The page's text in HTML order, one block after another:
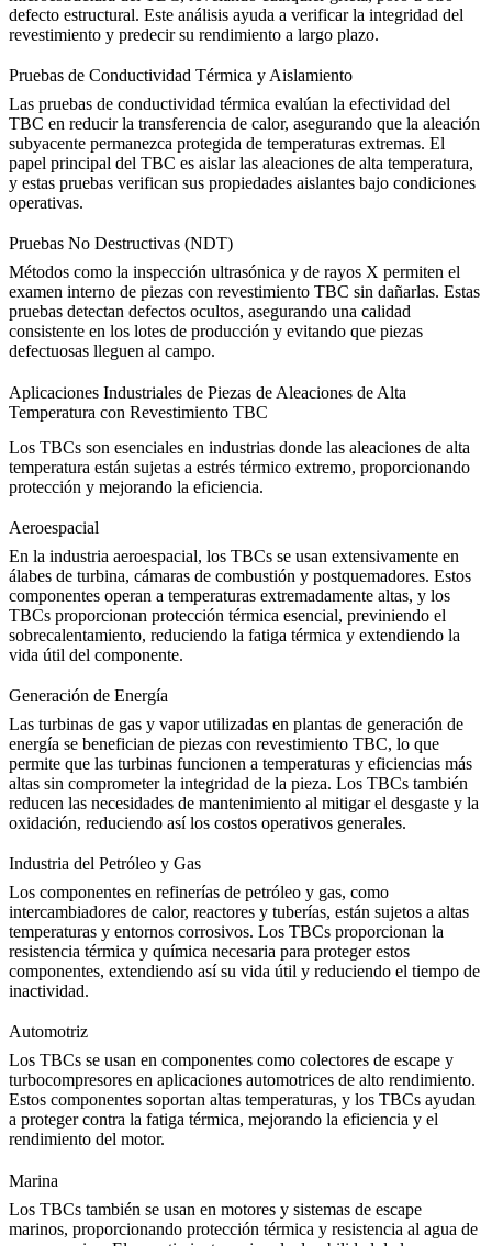
defecto estructural. Este análisis ayuda a verificar la integridad del
revestimiento y predecir su rendimiento a largo plazo.
Pruebas de Conductividad Térmica y Aislamiento
Las pruebas de conductividad térmica evalúan la efectividad del
TBC en reducir la transferencia de calor, asegurando que la aleación
subyacente permanezca protegida de temperaturas extremas. El
papel principal del TBC es aislar las aleaciones de alta temperatura,
y estas pruebas verifican sus propiedades aislantes bajo condiciones
operativas.
Pruebas No Destructivas (NDT)
Métodos como la inspección ultrasónica y de rayos X permiten el
examen interno de piezas con revestimiento TBC sin dañarlas. Estas
pruebas detectan defectos ocultos, asegurando una calidad
consistente en los lotes de producción y evitando que piezas
defectuosas lleguen al campo.
Aplicaciones Industriales de Piezas de Aleaciones de Alta
Temperatura con Revestimiento TBC
Los TBCs son esenciales en industrias donde las aleaciones de alta
temperatura están sujetas a estrés térmico extremo, proporcionando
protección y mejorando la eficiencia.
Aeroespacial
En la industria aeroespacial, los TBCs se usan extensivamente en
álabes de turbina, cámaras de combustión y postquemadores. Estos
componentes operan a temperaturas extremadamente altas, y los
TBCs proporcionan protección térmica esencial, previniendo el
sobrecalentamiento, reduciendo la fatiga térmica y extendiendo la
vida útil del componente.
Generación de Energía
Las turbinas de gas y vapor utilizadas en plantas de generación de
energía se benefician de piezas con revestimiento TBC, lo que
permite que las turbinas funcionen a temperaturas y eficiencias más
altas sin comprometer la integridad de la pieza. Los TBCs también
reducen las necesidades de mantenimiento al mitigar el desgaste y la
oxidación, reduciendo así los costos operativos generales.
Industria del Petróleo y Gas
Los componentes en refinerías de petróleo y gas, como
intercambiadores de calor, reactores y tuberías, están sujetos a altas
temperaturas y entornos corrosivos. Los TBCs proporcionan la
resistencia térmica y química necesaria para proteger estos
componentes, extendiendo así su vida útil y reduciendo el tiempo de
inactividad.
Automotriz
Los TBCs se usan en componentes como colectores de escape y
turbocompresores en aplicaciones automotrices de alto rendimiento.
Estos componentes soportan altas temperaturas, y los TBCs ayudan
a proteger contra la fatiga térmica, mejorando la eficiencia y el
rendimiento del motor.
Marina
Los TBCs también se usan en motores y sistemas de escape
marinos, proporcionando protección térmica y resistencia al agua de